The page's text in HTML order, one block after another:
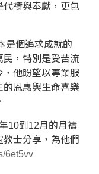
禱與奉獻，更包
是個追求成就的
民，特別是受苦流
他盼望以專業服
的恩惠與生命喜樂
10到12月的月禱
士分享，為他們
6et5vv